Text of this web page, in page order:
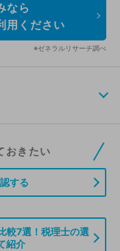
なら
用ください
※ゼネラルリサーチ調べ
貴事務所の情報を編集し
の方との接点をご提供す
ら
おきたい
する
較7選！税理士の選
紹介